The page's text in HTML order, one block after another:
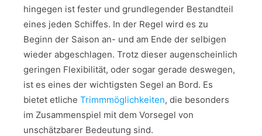
hingegen ist fester und grundlegender Bestandteil
eines jeden Schiffes. In der Regel wird es zu
Beginn der Saison an- und am Ende der selbigen
wieder abgeschlagen. Trotz dieser augenscheinlich
geringen Flexibilität, oder sogar gerade deswegen,
ist es eines der wichtigsten Segel an Bord. Es
bietet etliche Trimmmöglichkeiten, die besonders
im Zusammenspiel mit dem Vorsegel von
unschätzbarer Bedeutung sind.